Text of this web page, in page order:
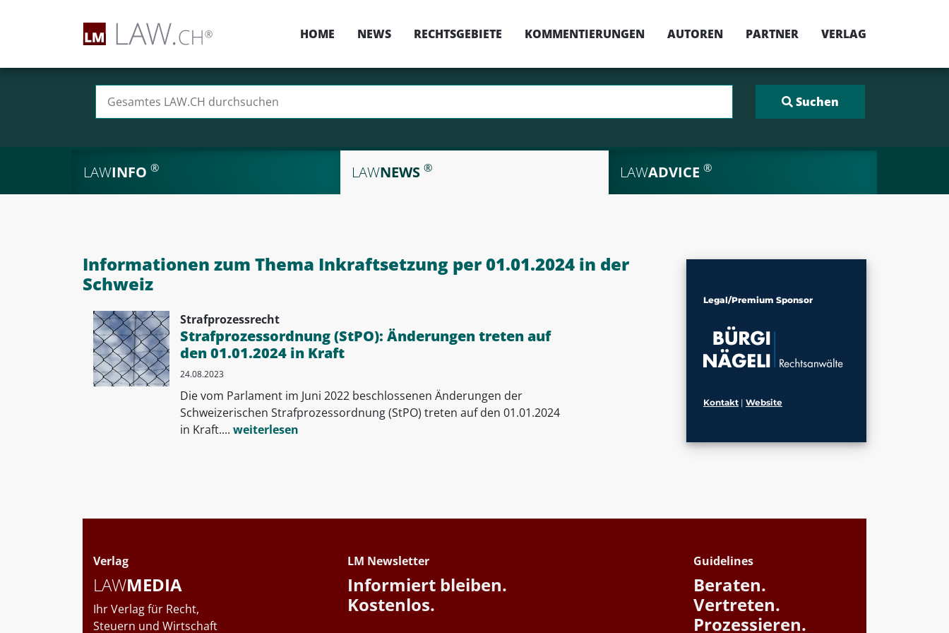
HOME NEWS RECHTSGEBIETE KOMMENTIERUNGEN AUTOREN PARTNER VERLAG
LAWINFO ® LAWNEWS ® LAWADVICE ®
Informationen zum Thema Inkraftsetzung per 01.01.2024 in der
Schweiz
Strafprozessrecht
Strafprozessordnung (StPO): Änderungen treten auf
den 01.01.2024 in Kraft
24.08.2023
Die vom Parlament im Juni 2022 beschlossenen Änderungen der
Schweizerischen Strafprozessordnung (StPO) treten auf den 01.01.2024
in Kraft.... weiterlesen
Legal/Premium Sponsor
Kontakt | Website
Verlag
LAWMEDIA
Ihr Verlag für Recht,
Steuern und Wirtschaft
LM Newsletter
Informiert bleiben.
Kostenlos.
Guidelines
Beraten.
Vertreten.
Prozessieren.